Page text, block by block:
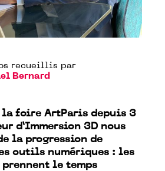
recueillis par
Bernard
la foire ArtParis depuis 3
d’Immersion 3D nous
la progression de
outils numériques : les
le temps